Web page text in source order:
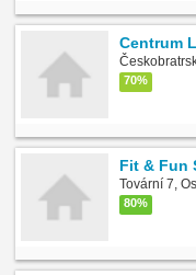
Centrum
70%
Fit & Fun
Tovární 7,
80%